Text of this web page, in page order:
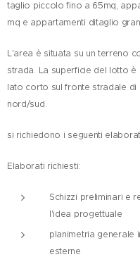
taglio piccolo fino a 65mq,
mq e appartamenti ditaglio
L'area è situata su un terreno
strada. La superficie del lotto
lato corto sul fronte stradale
nord/sud.
si richiedono i seguenti
Elaborati richiesti:
Schizzi preliminari e
l'idea progettuale
planimetria generale
esterne